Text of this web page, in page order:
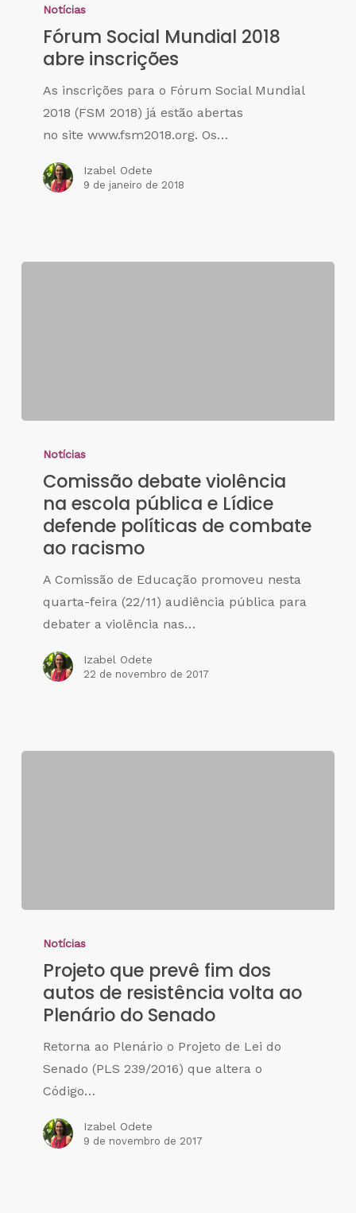
Notícias
Fórum Social Mundial 2018
abre inscrições
As inscrições para o Fórum Social Mundial
2018 (FSM 2018) já estão abertas
no site www.fsm2018.org. Os…
Izabel Odete
9 de janeiro de 2018
Notícias
Comissão debate violência
na escola pública e Lídice
defende políticas de combate
ao racismo
A Comissão de Educação promoveu nesta
quarta-feira (22/11) audiência pública para
debater a violência nas…
Izabel Odete
22 de novembro de 2017
Notícias
Projeto que prevê fim dos
autos de resistência volta ao
Plenário do Senado
Retorna ao Plenário o Projeto de Lei do
Senado (PLS 239/2016) que altera o
Código…
Izabel Odete
9 de novembro de 2017